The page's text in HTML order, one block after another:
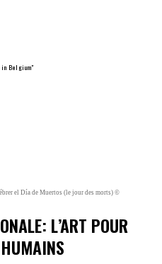
in Belgium"
el Día de Muertos (le jour des morts) ©
L’ART POUR